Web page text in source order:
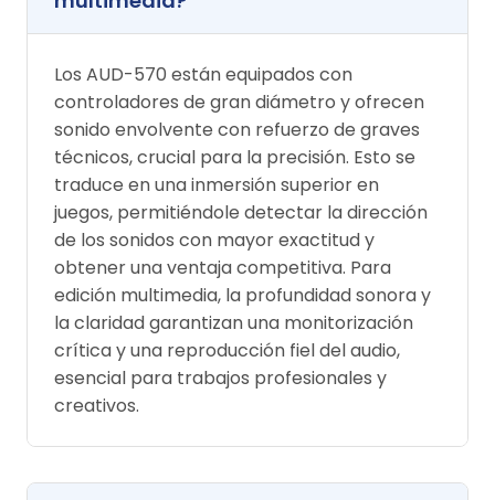
Los AUD-570 están equipados con
controladores de gran diámetro y ofrecen
sonido envolvente con refuerzo de graves
técnicos, crucial para la precisión. Esto se
traduce en una inmersión superior en
juegos, permitiéndole detectar la dirección
de los sonidos con mayor exactitud y
obtener una ventaja competitiva. Para
edición multimedia, la profundidad sonora y
la claridad garantizan una monitorización
crítica y una reproducción fiel del audio,
esencial para trabajos profesionales y
creativos.